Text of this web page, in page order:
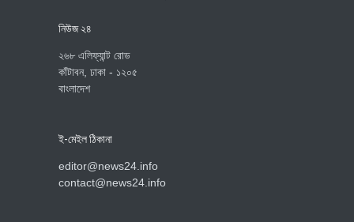
নিউজ ২৪
২৬৮ এলিফ্যান্ট রোড
কাঁটাবন, ঢাকা - ১২০৫
বাংলাদেশ
ই-মেইল ঠিকানা
editor@news24.info
contact@news24.info